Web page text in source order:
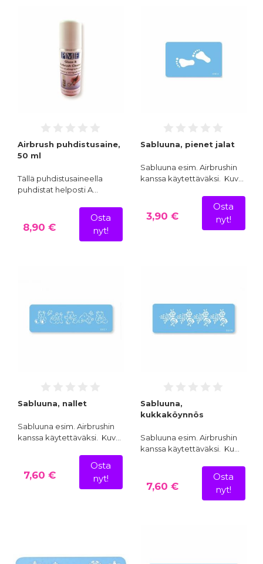
Airbrush puhdistusaine,
50 ml
Tällä puhdistusaineella
puhdistat helposti A…
8,90 €
Osta
nyt!
Sabluuna, pienet jalat
Sabluuna esim. Airbrushin
kanssa käytettäväksi. Kuv…
3,90 €
Osta
nyt!
Sabluuna, nallet
Sabluuna esim. Airbrushin
kanssa käytettäväksi. Kuv…
7,60 €
Osta
nyt!
Sabluuna,
kukkaköynnös
Sabluuna esim. Airbrushin
kanssa käytettäväksi. Ku…
7,60 €
Osta
nyt!